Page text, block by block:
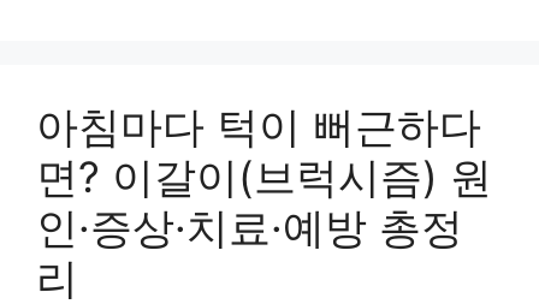
아침마다 턱이 뻐근하다
면? 이갈이(브럭시즘) 원
인·증상·치료·예방 총정
리